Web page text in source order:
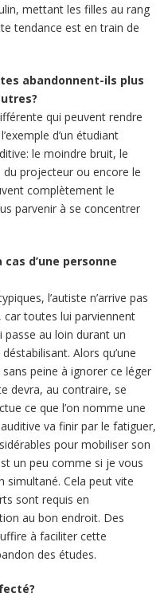
mettant les filles au rang
tendance est en train de
abandonnent-ils plus
qui peuvent rendre
d’un étudiant
le moindre bruit, le
du projecteur ou encore le
complètement le
parvenir à se concentrer
d’une personne
l’autiste n’arrive pas
toutes lui parviennent
passe au loin durant un
Alors qu’une
peine à ignorer ce léger
devra, au contraire, se
ce que l’on nomme une
va finir par le fatiguer,
pour mobiliser son
un peu comme si je vous
simultané. Cela peut vite
sont requis en
au bon endroit. Des
à faciliter cette
des études.